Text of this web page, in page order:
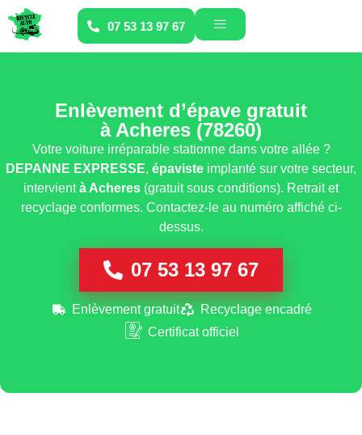
07 53 13 97 67
Enlèvement d’épave gratuit
à Acheres (78260)
Votre voiture irréparable stationne dans votre allée ?
DEPANNE EXPRESSE, épaviste implanté sur votre secteur,
intervientà Acheres (gratuit sous conditions). Retrait et
recyclage conformes. Contactez-le au numéro affiché ci-
dessus.
07 53 13 97 67
Enlèvement gratuit
Recyclage encadré
Certificat officiel